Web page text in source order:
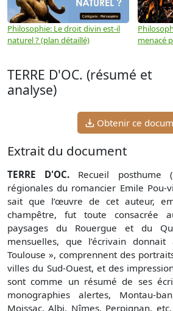
Philosophie: Le droit divin est-il
naturel ? (plan détaillé)
menacé
TERRE D'OC. (résumé et
analyse)
Obtenir ce
Extrait du document
TERRE D'OC. Recueil posthume
régionales du romancier Emile Pou-
sait que l’œuvre de cet auteur,
champêtre, fut toute consacrée
paysages du Rouergue et du
mensuelles, que l’écrivain
Toulouse », comprennent des
villes du Sud-Ouest, et des
sont comme un résumé de ses
monographies alertes, Montau-
Moissac, Albi, Nîmes, Perpignan,